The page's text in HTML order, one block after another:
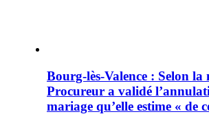
Bourg-lès-Valence : Selon la
Procureur a validé
mariage qu’elle estime « de